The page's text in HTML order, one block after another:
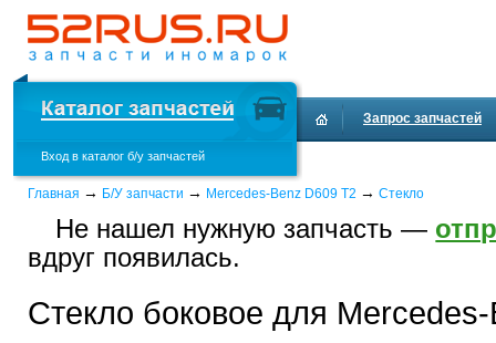
Вход в каталог б/у запчастей
Запрос запчастей
Главная → Б/У запчасти → Mercedes-Benz D609 T2 → Стекло
Не нашел нужную запчасть —
вдруг появилась.
Стекло боковое для